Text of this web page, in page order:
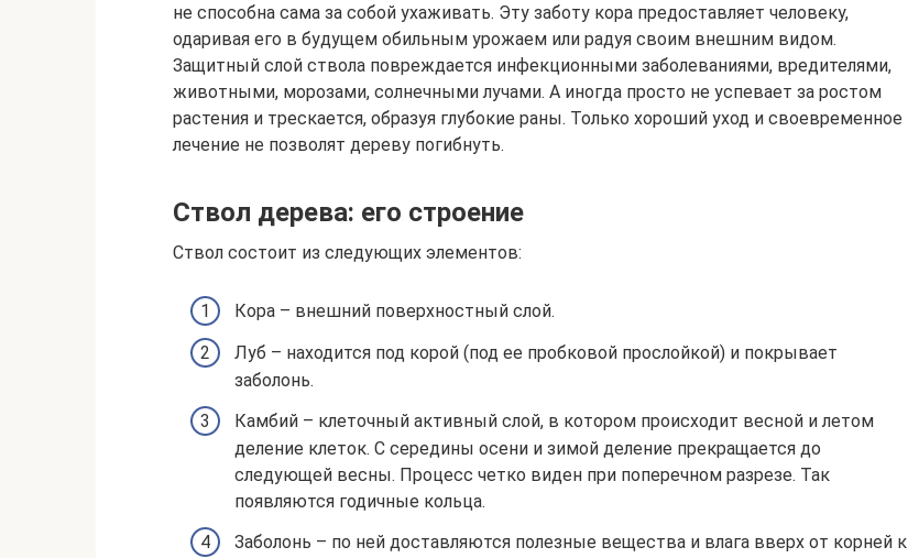
не способна сама за собой ухаживать. Эту заботу кора предоставляет человеку,
одаривая его в будущем обильным урожаем или радуя своим внешним видом.
Защитный слой ствола повреждается инфекционными заболеваниями, вредителями,
животными, морозами, солнечными лучами. А иногда просто не успевает за ростом
растения и трескается, образуя глубокие раны. Только хороший уход и своевременное
лечение не позволят дереву погибнуть.
Ствол дерева: его строение
Ствол состоит из следующих элементов:
Кора – внешний поверхностный слой.
Луб – находится под корой (под ее пробковой прослойкой) и покрывает
заболонь.
Камбий – клеточный активный слой, в котором происходит весной и летом
деление клеток. С середины осени и зимой деление прекращается до
следующей весны. Процесс четко виден при поперечном разрезе. Так
появляются годичные кольца.
Заболонь – по ней доставляются полезные вещества и влага вверх от корней к